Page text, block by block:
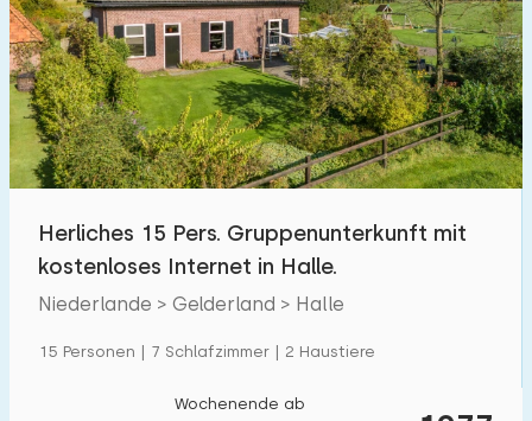
Herliches 15 Pers. Gruppenunterkunft mit
kostenloses Internet in Halle.
Niederlande > Gelderland > Halle
15 Personen | 7 Schlafzimmer | 2 Haustiere
Wochenende ab